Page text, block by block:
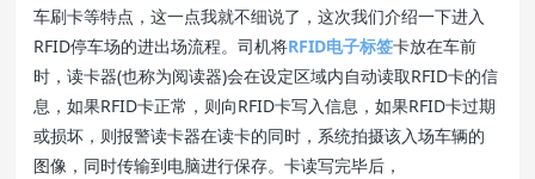
车刷卡等特点，这一点我就不细说了，这次我们介绍一下进入
RFID停车场的进出场流程。司机将RFID电子标签卡放在车前
时，读卡器(也称为阅读器)会在设定区域内自动读取RFID卡的信
息，如果RFID卡正常，则向RFID卡写入信息，如果RFID卡过期
或损坏，则报警读卡器在读卡的同时，系统拍摄该入场车辆的
图像，同时传输到电脑进行保存。卡读写完毕后，